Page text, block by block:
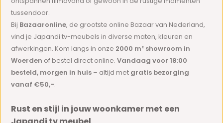
tussendoor.
Bij Bazaaronline, de grootste online Bazaar van Nederland,
vind je Japandi tv-meubels in diverse maten, kleuren en
afwerkingen. Kom langs in onze 2000 m² showroom in
Woerden of bestel direct online.Vandaag voor 18:00
besteld, morgen in huis – altijd met gratis bezorging
vanaf €50,-.
Rust en stijl in jouw woonkamer met een